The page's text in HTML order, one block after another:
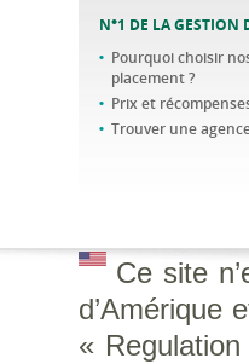
N°1 DE LA GESTION
Pourquoi choisir
placement ?
Prix et
Trouver une
Ce site
d’Amérique
«